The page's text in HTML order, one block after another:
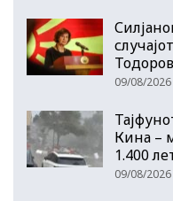
09/08/2026
Кина –
1.400
09/08/2026